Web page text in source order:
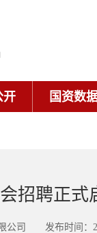
开 国资数
招聘正式
公司 发布时间：